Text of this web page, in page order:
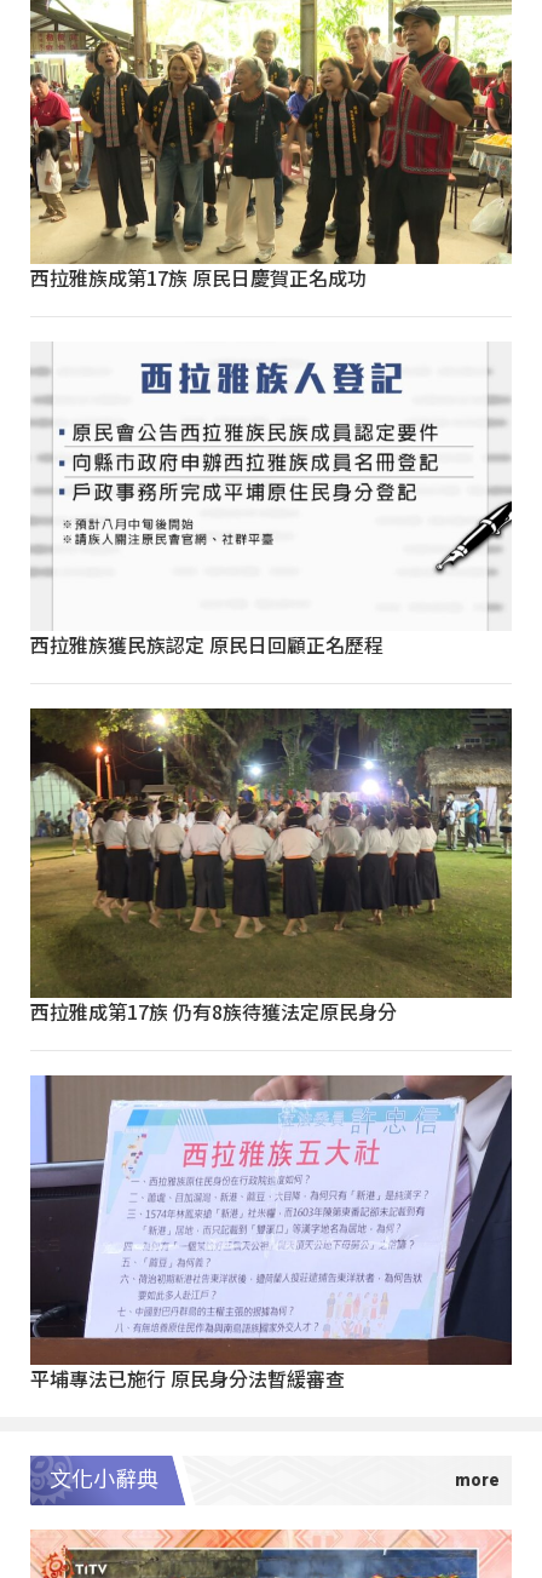
西拉雅族成第17族 原民日慶賀正名成功
西拉雅族獲民族認定 原民日回顧正名歷程
西拉雅成第17族 仍有8族待獲法定原民身分
平埔專法已施行 原民身分法暫緩審查
文化小辭典